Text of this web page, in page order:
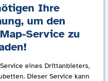
Ihre
um den
Service zu
eines Drittanbieters,
Dieser Service kann